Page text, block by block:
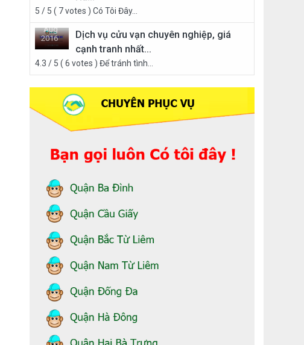
30
5 / 5 ( 7 votes ) Có Tôi Đây...
Aug
2016
26
Dịch vụ cửu vạn chuyên nghiệp, giá
cạnh tranh nhất...
4.3 / 5 ( 6 votes ) Để tránh tình...